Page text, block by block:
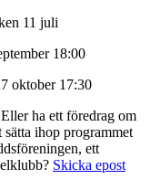
11 juli
18:00
oktober 17:30
ha ett föredrag om
ihop programmet
ett
Skicka epost